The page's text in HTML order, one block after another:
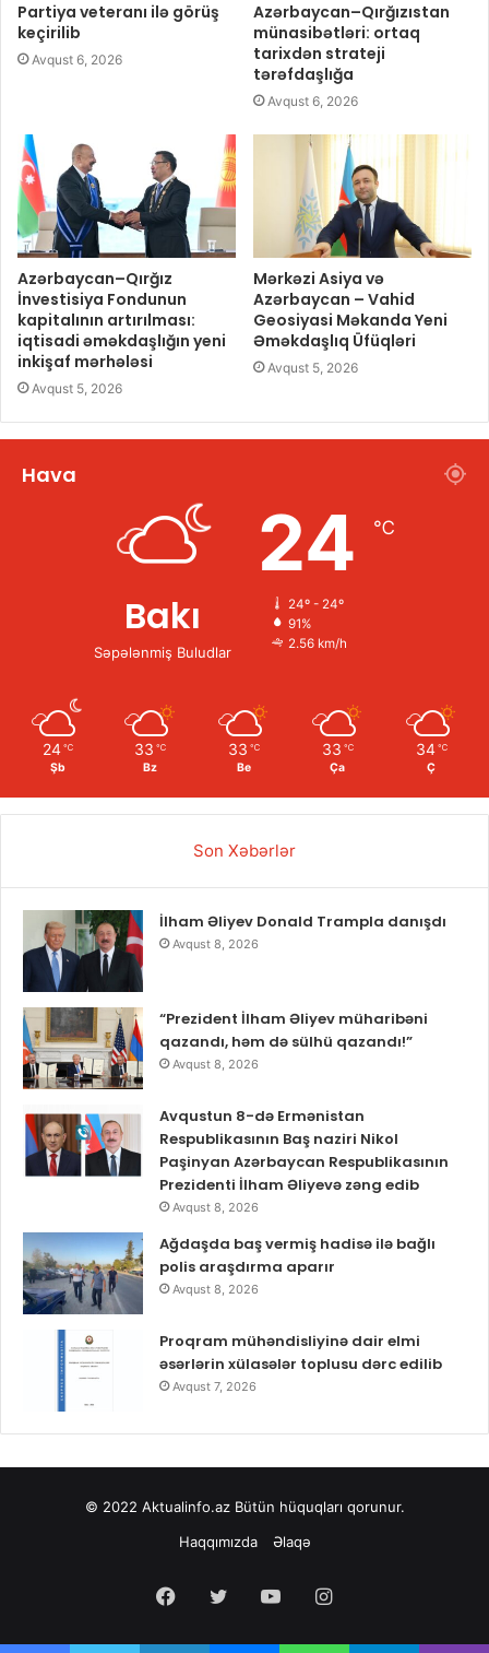
Partiya veteranı ilə görüş
keçirilib
Avqust 6, 2026
Azərbaycan–Qırğızıstan
münasibətləri: ortaq
tarixdən strateji
tərəfdaşlığa
Avqust 6, 2026
Azərbaycan–Qırğız
İnvestisiya Fondunun
kapitalının artırılması:
iqtisadi əməkdaşlığın yeni
inkişaf mərhələsi
Avqust 5, 2026
Mərkəzi Asiya və
Azərbaycan – Vahid
Geosiyasi Məkanda Yeni
Əməkdaşlıq Üfüqləri
Avqust 5, 2026
Hava
Bakı
Səpələnmiş Buludlar
24 ℃
24º - 24º
91%
2.56 km/h
24 ℃
Şb
33 ℃
Bz
33 ℃
Be
33 ℃
Ça
34 ℃
Ç
Son Xəbərlər
İlham Əliyev Donald Trampla danışdı
Avqust 8, 2026
“Prezident İlham Əliyev müharibəni
qazandı, həm də sülhü qazandı!”
Avqust 8, 2026
Avqustun 8-də Ermənistan
Respublikasının Baş naziri Nikol
Paşinyan Azərbaycan Respublikasının
Prezidenti İlham Əliyevə zəng edib
Avqust 8, 2026
Ağdaşda baş vermiş hadisə ilə bağlı
polis araşdırma aparır
Avqust 8, 2026
Proqram mühəndisliyinə dair elmi
əsərlərin xülasələr toplusu dərc edilib
Avqust 7, 2026
© 2022 Aktualinfo.azBütün hüquqları qorunur.
Haqqımızda
Əlaqə
Facebook
TwitterYouTubeInstagram